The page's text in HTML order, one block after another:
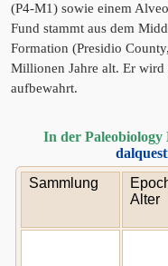
(P4-M1) sowie einem
Fund stammt aus dem
Formation (Presidio
Millionen Jahre alt. Er wird
aufbewahrt.
In der Paleobiology
Sammlung
Alter